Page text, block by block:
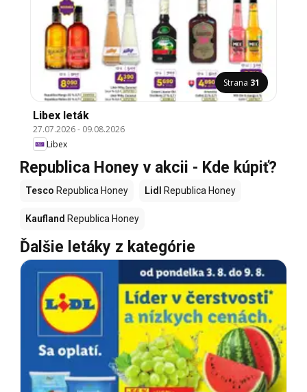
Strana 31
Libex leták
27.07.2026- 09.08.2026
Libex
Republica Honey v akcii - Kde kúpiť?
Tesco Republica Honey Lidl Republica Honey
Kaufland Republica Honey
Ďalšie letáky z kategórie